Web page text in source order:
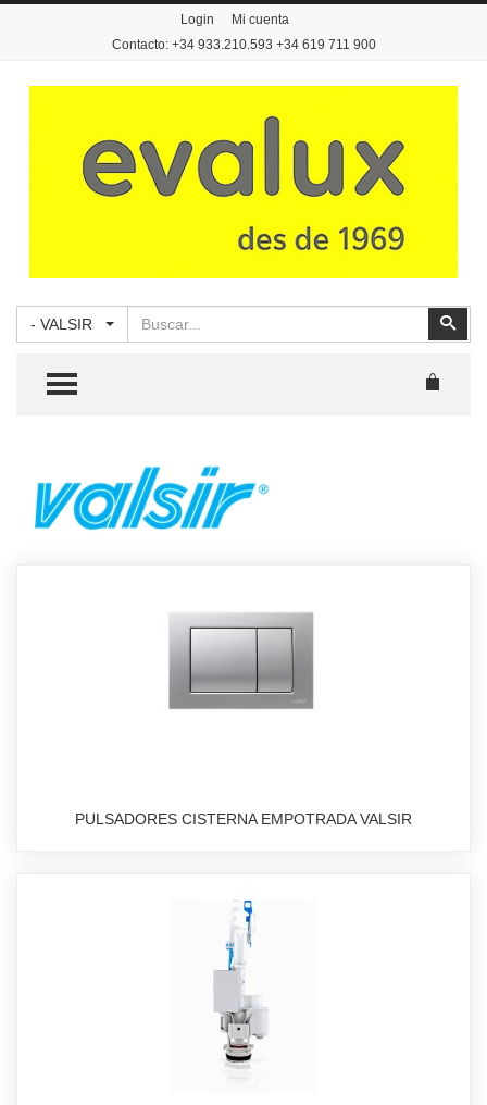
Login
Mi cuenta
Contacto: +34 933.210.593 +34 619 711 900
- VALSIR
TOGGLE MENU
PULSADORES CISTERNA EMPOTRADA VALSIR